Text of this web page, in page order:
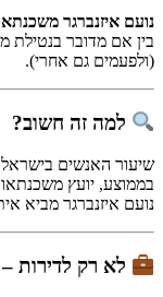
נועם איזנברגר
בין אם מדובר בנטילת
(ולפעמים גם אחרי).
למה זה חשוב?
שיעור האנשים
בממוצע, יועץ
נועם איזנברגר מביא
לא רק לדירות